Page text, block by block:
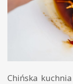
Chińska